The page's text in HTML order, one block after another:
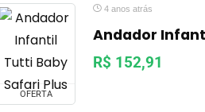
OFERTA
4 anos atrás
Andador
R$ 152,91